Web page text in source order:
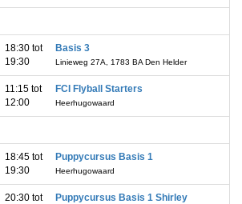
18:30 tot
19:30
Basis 3
Linieweg 27A, 1783 BA Den Helder
11:15 tot
12:00
FCI Flyball Starters
Heerhugowaard
18:45 tot
19:30
Puppycursus Basis 1
Heerhugowaard
20:30 tot
Puppycursus Basis 1 Shirley